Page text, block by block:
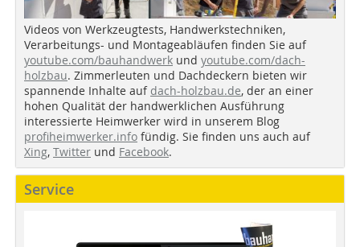
Videos von Werkzeugtests, Handwerkstechniken,
Verarbeitungs- und Montageabläufen finden Sie auf
youtube.com/bauhandwerk und youtube.com/dach-
holzbau. Zimmerleuten und Dachdeckern bieten wir
spannende Inhalte auf dach-holzbau.de, der an einer
hohen Qualität der handwerklichen Ausführung
interessierte Heimwerker wird in unserem Blog
profiheimwerker.info fündig. Sie finden uns auch auf
Xing, Twitter und Facebook.
Service